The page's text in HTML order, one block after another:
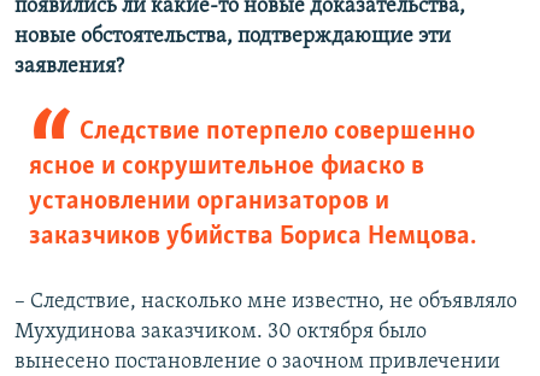
появились ли какие-то новые доказательства,
новые обстоятельства, подтверждающие эти
заявления?
Следствие потерпело совершенно
ясное и сокрушительное фиаско в
установлении организаторов и
заказчиков убийства Бориса Немцова.
– Следствие, насколько мне известно, не объявляло
Мухудинова заказчиком. 30 октября было
вынесено постановление о заочном привлечении